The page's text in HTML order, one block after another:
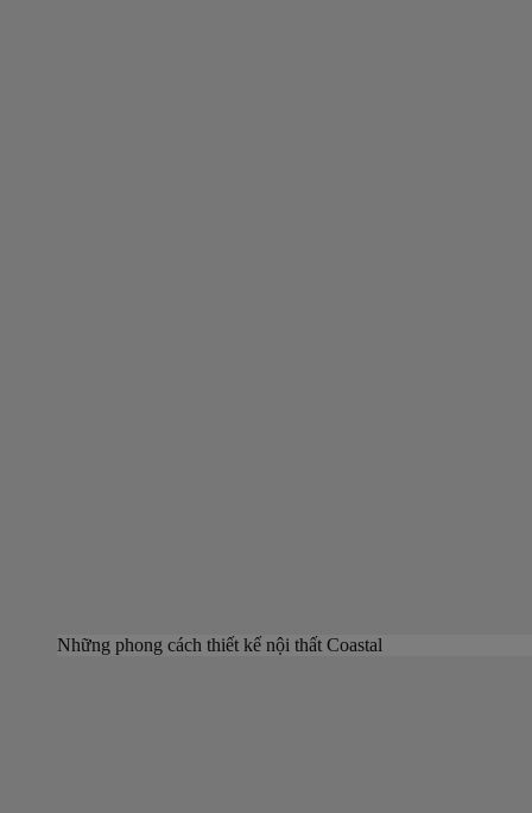
Những phong cách thiết kế nội thất Coastal